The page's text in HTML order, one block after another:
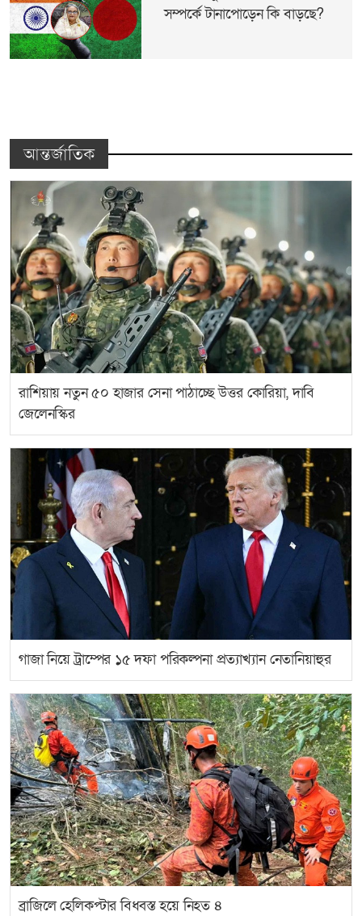
সম্পর্কে টানাপোড়েন কি বাড়ছে?
আন্তর্জাতিক
রাশিয়ায় নতুন ৫০ হাজার সেনা পাঠাচ্ছে উত্তর কোরিয়া, দাবি
জেলেনস্কির
গাজা নিয়ে ট্রাম্পের ১৫ দফা পরিকল্পনা প্রত্যাখ্যান নেতানিয়াহুর
ব্রাজিলে হেলিকপ্টার বিধ্বস্ত হয়ে নিহত ৪